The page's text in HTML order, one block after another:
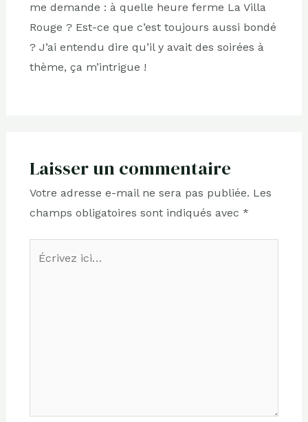
me demande : à quelle heure ferme La Villa
Rouge ? Est-ce que c’est toujours aussi bondé
? J’ai entendu dire qu’il y avait des soirées à
thème, ça m’intrigue !
Laisser un commentaire
Votre adresse e-mail ne sera pas publiée. Les
champs obligatoires sont indiqués avec *